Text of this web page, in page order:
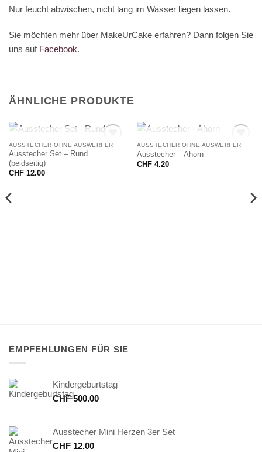
Nur feucht abwischen, nicht lang im Wasser liegen lassen.
Sie möchten mehr über MakeUrCake erfahren? Dann folgen Sie
uns auf Facebook.
ÄHNLICHE PRODUKTE
NICHT VORRÄTIG
AUSSTECHER OHNE AUSWERFER
Ausstecher Set – Rund
(beidseitig)
CHF12.00
NICHT VORRÄTIG
AUSSTECHER OHNE AUSWERFER
Ausstecher – Ahorn
CHF4.20
EMPFEHLUNGEN FÜR SIE
Kindergeburtstag
CHF500.00
Ausstecher Mini Herzen 3er Set
CHF 12.00